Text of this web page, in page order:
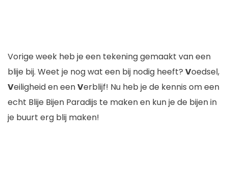
Vorige week heb je een tekening gemaakt van een
blije bij. Weet je nog wat een bij nodig heeft? Voedsel,
Veiligheid en eenVerblijf! Nu heb je de kennis om een
echt Blije Bijen Paradijs te maken en kun je de bijen in
je buurt erg blij maken!